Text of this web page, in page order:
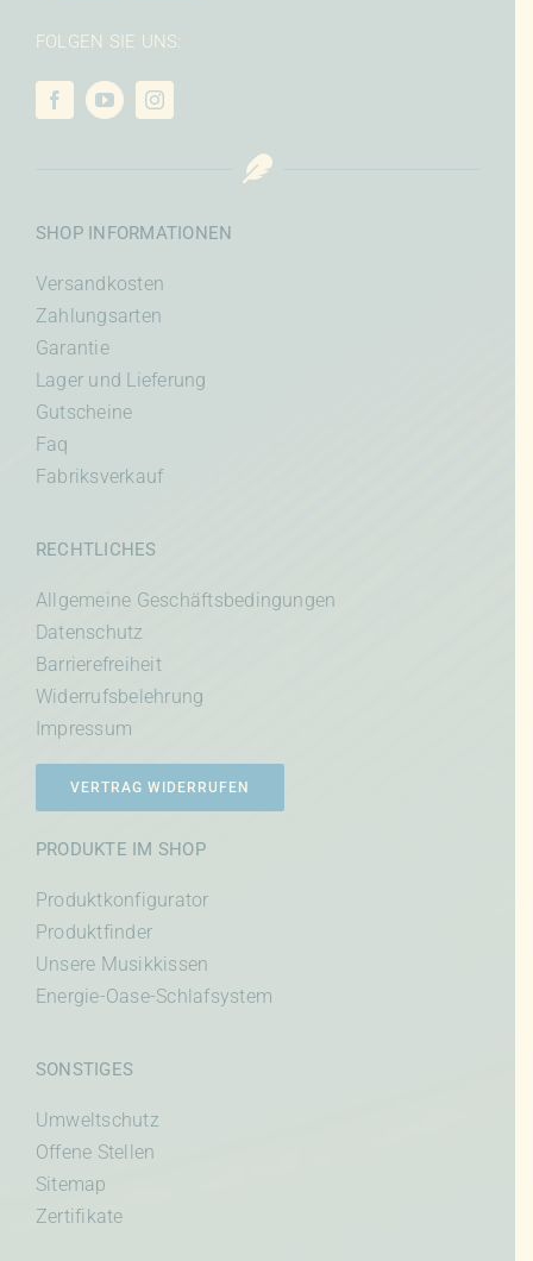
FOLGEN SIE UNS:
SHOP INFORMATIONEN
Versandkosten
Zahlungsarten
Garantie
Lager und Lieferung
Gutscheine
Faq
Fabriksverkauf
RECHTLICHES
Allgemeine Geschäftsbedingungen
Datenschutz
Barrierefreiheit
Widerrufsbelehrung
Impressum
VERTRAG WIDERRUFEN
PRODUKTE IM SHOP
Produktkonfigurator
Produktfinder
Unsere Musikkissen
Energie-Oase-Schlafsystem
SONSTIGES
Umweltschutz
Offene Stellen
Sitemap
Zertifikate